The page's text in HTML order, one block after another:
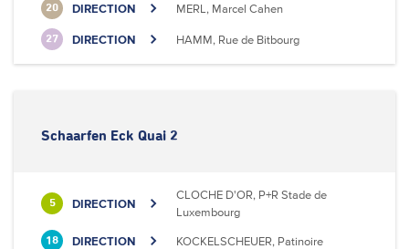
20 DIRECTION MERL, Marcel Cahen
27 DIRECTION HAMM, Rue de Bitbourg
Schaarfen Eck Quai 2
5 DIRECTION
CLOCHE D'OR, P+R Stade de
Luxembourg
18 DIRECTION KOCKELSCHEUER, Patinoire